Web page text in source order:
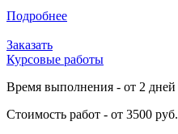
Подробнее
Заказать
Курсовые работы
Время выполнения - от 2 дней
Стоимость работ - от 3500 руб.